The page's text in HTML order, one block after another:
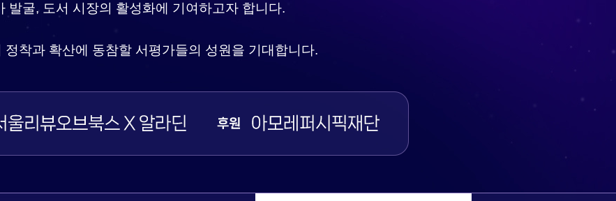
발굴, 도서 시장의 활성화에 기여하고자 합니다.
정착과 확산에 동참할 서평가들의 성원을 기대합니다.